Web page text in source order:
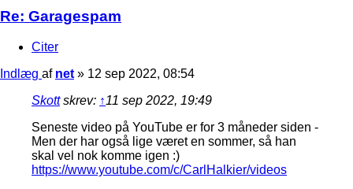
Re: Garagespam
Citer
Indlæg af net » 12 sep 2022, 08:54
Skottskrev: ↑11 sep 2022, 19:49
Seneste video på YouTube er for 3 måneder siden -
Men der har også lige været en sommer, så han
skal vel nok komme igen :)
https://www.youtube.com/c/CarlHalkier/videos